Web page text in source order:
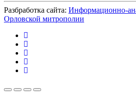
Разбработка сайта: Информационно-
Орловской митрополии